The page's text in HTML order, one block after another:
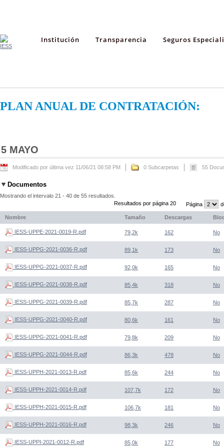
Institución Transparencia Seguros
PLAN ANUAL DE CONTRATACIÓN:
5 MAYO
Modificado por última vez 11/06/21 08:58 PM 0 Subcarpetas 55
Documentos
Mostrando el intervalo 21 - 40 de 55 resultados.
Resultados por página 20
Página
Nombre Tamaño Descargas
IESS-UPPE-2021-0019-R.pdf 79,2k 162 No
IESS-UPPG-2021-0036-R.pdf 89,1k 173 No
IESS-UPPG-2021-0037-R.pdf 92,0k 165 No
IESS-UPPG-2021-0038-R.pdf 85,4k 318 No
IESS-UPPG-2021-0039-R.pdf 85,7k 287 No
IESS-UPPG-2021-0040-R.pdf 80,6k 161 No
IESS-UPPG-2021-0041-R.pdf 79,8k 209 No
IESS-UPPG-2021-0044-R.pdf 86,3k 478 No
IESS-UPPH-2021-0013-R.pdf 85,6k 244 No
IESS-UPPH-2021-0014-R.pdf 107,7k 172 No
IESS-UPPH-2021-0015-R.pdf 106,7k 181 No
IESS-UPPH-2021-0016-R.pdf 98,3k 246 No
IESS-UPPI-2021-0012-R.pdf 85,0k 177 No